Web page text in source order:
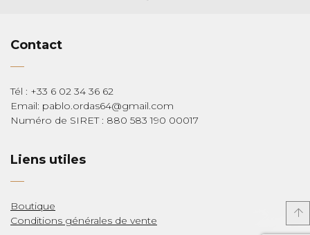
Contact
Tél : +33 6 02 34 36 62
Email: pablo.ordas64@gmail.com
Numéro de SIRET : 880 583 190 00017
Liens utiles
Boutique
Conditions générales de vente